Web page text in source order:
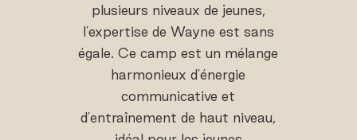
plusieurs niveaux de jeunes,
l'expertise de Wayne est sans
égale. Ce camp est un mélange
harmonieux d'énergie
communicative et
d'entraînement de haut niveau,